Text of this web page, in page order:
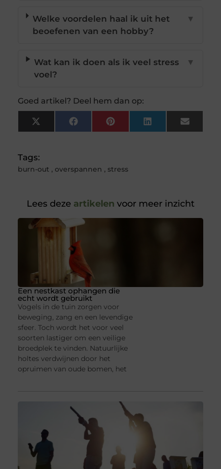
Welke voordelen haal ik uit het
beoefenen van een hobby?
▼
Wat kan ik doen als ik veel stress
voel?
▼
Goed artikel? Deel hem dan op:
X
(Twitter)
FacebookPinterestLinkedInEmail
Tags:
burn-out , overspannen , stress
Lees deze artikelen voor meer inzicht
Een nestkast ophangen die
echt wordt gebruikt
Vogels in de tuin zorgen voor
beweging, zang en een levendige
sfeer. Toch wordt het voor veel
soorten lastiger om een veilige
broedplek te vinden. Natuurlijke
holtes verdwijnen door het
opruimen van oude bomen, het